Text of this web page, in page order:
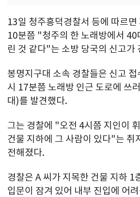
13일 청주흥덕경찰서 등에 따르면
10분쯤 "청주의 한 노래방에서 40
린 것 같다"는 소방 당국의 신고가
봉명지구대 소속 경찰들은 신고
시 17분쯤 노래방 인근 도로에 쓰
대)를 발견했다.
그는 경찰에 "오전 4시쯤 지인이
건물 지하에 그 사람이 있다"는 취
전해졌다.
경찰은 A 씨가 지목한 건물 지하 1
입문이 잠겨 있어 내부 진입에 어